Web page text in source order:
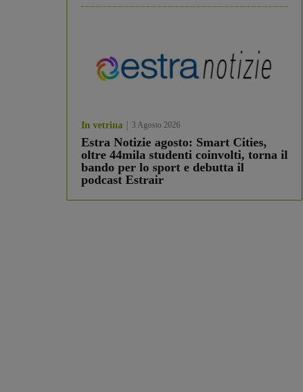
In vetrina 3 Agosto 2026
Estra Notizie agosto: Smart Cities,
oltre 44mila studenti coinvolti, torna il
bando per lo sport e debutta il
podcast Estrair